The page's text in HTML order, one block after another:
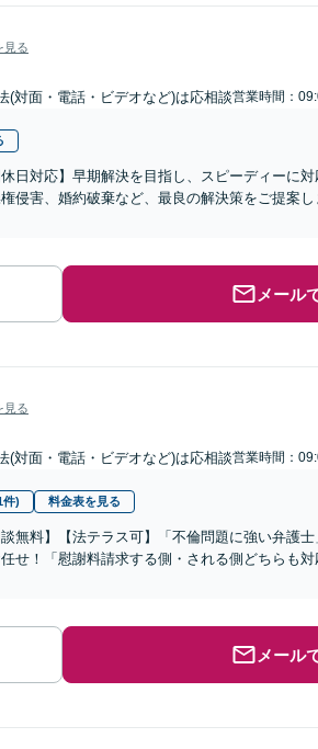
見る
(対面・電話・ビデオなど)は応相談営業時間：
日対応】早期解決を目指し、スピーディーに
侵害、婚約破棄など、最良の解決策をご提案
メール
見る
(対面・電話・ビデオなど)は応相談営業時間：
件) 料金表を見る
無料】【法テラス可】「不倫問題に強い弁護
せ！「慰謝料請求する側・される側どちらも
メール